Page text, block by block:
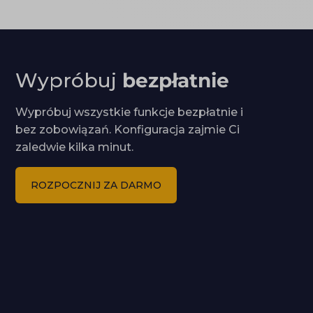
shop. Čím konkrétně naplnit
Wypróbuj bezpłatnie
Wypróbuj wszystkie funkcje bezpłatnie i
bez zobowiązań. Konfiguracja zajmie Ci
zaledwie kilka minut.
ROZPOCZNIJ ZA DARMO